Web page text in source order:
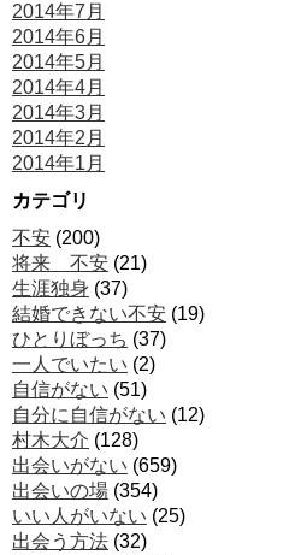
2014年7月
2014年6月
2014年5月
2014年4月
2014年3月
2014年2月
2014年1月
カテゴリ
不安 (200)
将来 不安 (21)
生涯独身 (37)
結婚できない不安 (19)
ひとりぼっち (37)
一人でいたい (2)
自信がない (51)
自分に自信がない (12)
村木大介 (128)
出会いがない (659)
出会いの場 (354)
いい人がいない (25)
出会う方法 (32)